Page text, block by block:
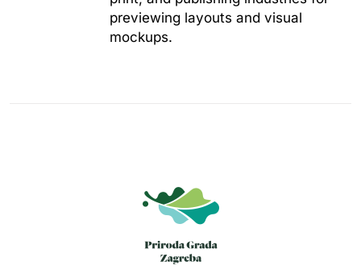
previewing layouts and visual
mockups.